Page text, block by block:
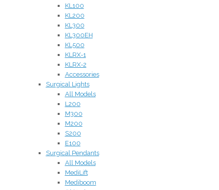
KL100
KL200
KL300
KL300EH
KL500
KLRX-1
KLRX-2
Accessories
Surgical Lights
All Models
L200
M300
M200
S200
E100
Surgical Pendants
All Models
MediLift
Mediboom